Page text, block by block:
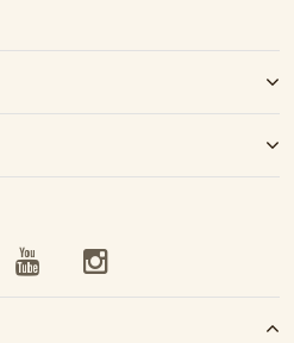
YouTubeInstagram